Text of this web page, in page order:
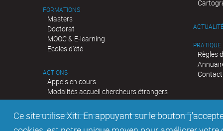
Ce site utilise Xiti. En appuyant sur le bouton
FORMATIONS
Masters
Doctorat
MOOC & E-learning
Ecoles d'été
ACTIONS
Appels en cours
Modalités accueil chercheurs étrangers
PRATIQUE
Règles
Contact